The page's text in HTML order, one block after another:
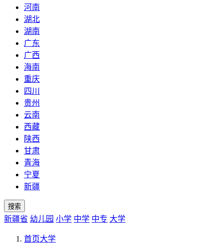
河南
湖北
湖南
广东
广西
海南
重庆
四川
贵州
云南
西藏
陕西
甘肃
青海
宁夏
新疆
搜索
新疆省 幼儿园 小学 中学 中专 大学
首页大学